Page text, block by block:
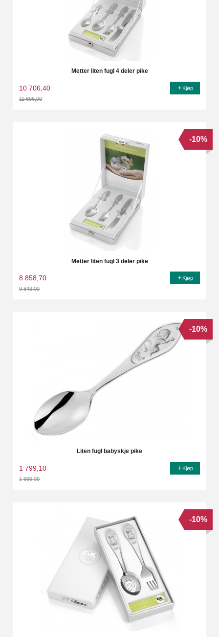
Metter liten fugl 4 deler pike
10 706,40
11 896,00
Kjøp
Metter liten fugl 3 deler pike
8 858,70
9 843,00
-10%
Kjøp
Liten fugl babyskje pike
1 799,10
1 999,00
-10%
Kjøp
-10%